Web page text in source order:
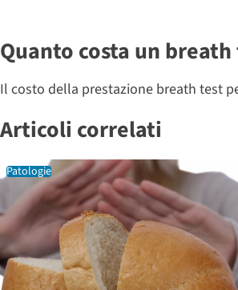
Quanto costa un
Il costo della prestazione breath test
Articoli correlati
Patologie